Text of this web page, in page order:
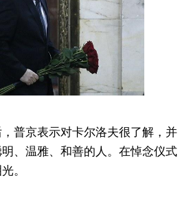
普京表示对卡尔洛夫很了解，并
、温雅、和善的人。在悼念仪式
泪光。